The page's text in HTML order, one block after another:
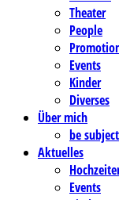
Theater
People
Events
Kinder
Diverses
Über mich
be
Aktuelles
Events